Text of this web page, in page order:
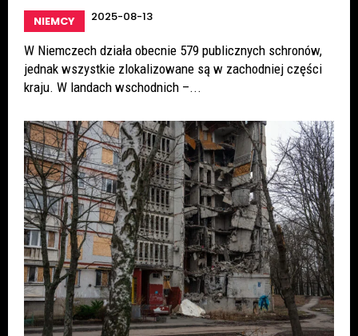
NIEMCY 2025-08-13
W Niemczech działa obecnie 579 publicznych schronów,
jednak wszystkie zlokalizowane są w zachodniej części
kraju. W landach wschodnich –...